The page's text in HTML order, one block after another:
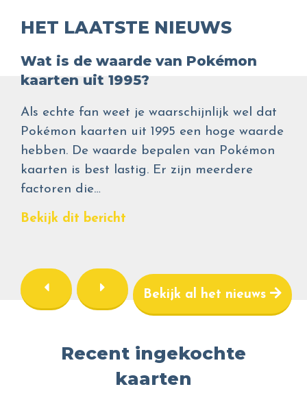
HET LAATSTE NIEUWS
Wat is de waarde van Pokémon
kaarten uit 1995?
Als echte fan weet je waarschijnlijk wel dat
Pokémon kaarten uit 1995 een hoge waarde
hebben. De waarde bepalen van Pokémon
kaarten is best lastig. Er zijn meerdere
factoren die…
Bekijk dit bericht
Bekijk al het nieuws
Recent ingekochte
kaarten